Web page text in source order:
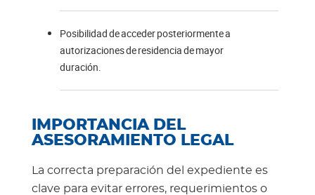
Posibilidad de acceder posteriormente a
autorizaciones de residencia de mayor
duración.
IMPORTANCIA DEL
ASESORAMIENTO LEGAL
La correcta preparación del expediente es
clave para evitar errores, requerimientos o